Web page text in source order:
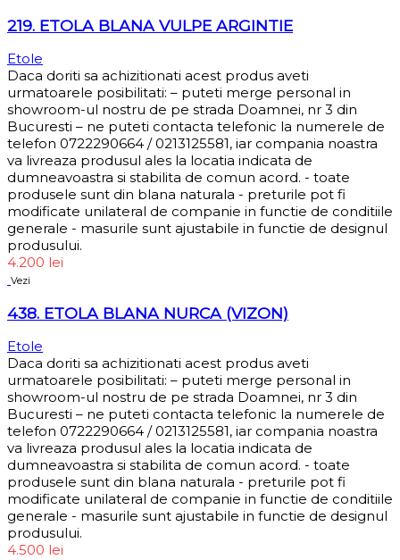
219. ETOLA BLANA VULPE ARGINTIE
Etole
Daca doriti sa achizitionati acest produs aveti
urmatoarele posibilitati: – puteti merge personal in
showroom-ul nostru de pe strada Doamnei, nr 3 din
Bucuresti – ne puteti contacta telefonic la numerele de
telefon 0722290664 / 0213125581, iar compania noastra
va livreaza produsul ales la locatia indicata de
dumneavoastra si stabilita de comun acord. - toate
produsele sunt din blana naturala - preturile pot fi
modificate unilateral de companie in functie de conditiile
generale - masurile sunt ajustabile in functie de designul
produsului.
4.200 lei
Vezi
438. ETOLA BLANA NURCA (VIZON)
Etole
Daca doriti sa achizitionati acest produs aveti
urmatoarele posibilitati: – puteti merge personal in
showroom-ul nostru de pe strada Doamnei, nr 3 din
Bucuresti – ne puteti contacta telefonic la numerele de
telefon 0722290664 / 0213125581, iar compania noastra
va livreaza produsul ales la locatia indicata de
dumneavoastra si stabilita de comun acord. - toate
produsele sunt din blana naturala - preturile pot fi
modificate unilateral de companie in functie de conditiile
generale - masurile sunt ajustabile in functie de designul
produsului.
4.500 lei